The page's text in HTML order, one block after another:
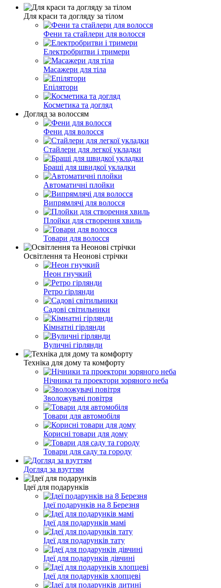
Для краси та догляду за тілом
Фени та стайлери для волосся
Електробритви і тримери
Масажери для тіла
Епілятори
Косметика та догляд
Догляд за волоссям
Фени для волосся
Стайлери для легкої укладки
Браші для швидкої укладки
Автоматичні плойки
Випрямлячі для волосся
Плойки для створення хвиль
Товари для волосся
Освітлення та Неонові стрічки
Неон гнучкий
Ретро гірлянди
Садові світильники
Кімнатні гірлянди
Вуличні гірлянди
Техніка для дому та комфорту
Нічники та проектори зоряного неба
Зволожувачі повітря
Товари для автомобіля
Корисні товари для дому
Товари для саду та городу
Догляд за взуттям
Ідеї для подарунків
Ідеї подарунків на 8 Березня
Ідеї для подарунків мамі
Ідеї для подарунків тату
Ідеї для подарунків дівчині
Ідеї для подарунків хлопцеві